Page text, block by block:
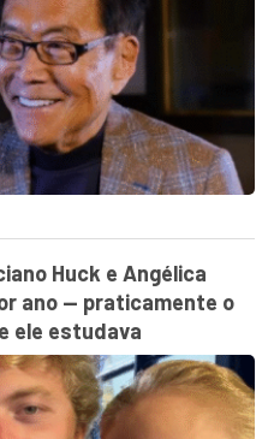
Huck e Angélica
ano — praticamente o
ele estudava